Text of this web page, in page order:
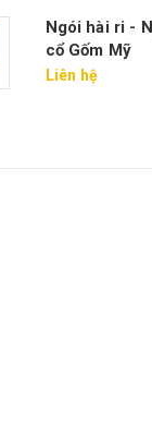
Ngói hài ri -
cổ Gốm Mỹ
Liên hệ